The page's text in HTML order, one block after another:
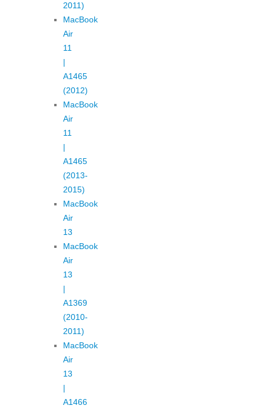
2011)
MacBook
Air
11
|
A1465
(2012)
MacBook
Air
11
|
A1465
(2013-
2015)
MacBook
Air
13
MacBook
Air
13
|
A1369
(2010-
2011)
MacBook
Air
13
|
A1466